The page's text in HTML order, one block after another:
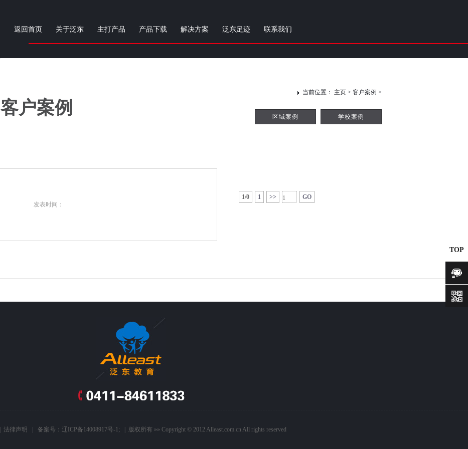
返回首页 关于泛东 主打产品 产品下载 解决方案 泛东足迹 联系我们
客户案例
当前位置： 主页 > 客户案例 >
区域案例 学校案例
发表时间：
1/0 1 >> GO
TOP
咨询
法律声明 | 备案号： 辽ICP备14008917号-1; | 版权所有 »» Copyright © 2012 Alleast.com.cn All rights reserved